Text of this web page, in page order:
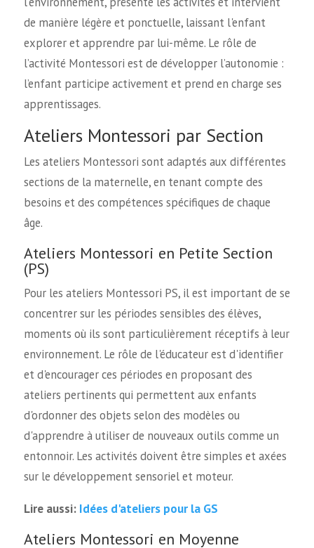
de manière légère et ponctuelle, laissant l'enfant
explorer et apprendre par lui-même. Le rôle de
l’activité Montessori est de développer l’autonomie :
l’enfant participe activement et prend en charge ses
apprentissages.
Ateliers Montessori par Section
Les ateliers Montessori sont adaptés aux différentes
sections de la maternelle, en tenant compte des
besoins et des compétences spécifiques de chaque
âge.
Ateliers Montessori en Petite Section
(PS)
Pour les ateliers Montessori PS, il est important de se
concentrer sur les périodes sensibles des élèves,
moments où ils sont particulièrement réceptifs à leur
environnement. Le rôle de l'éducateur est d'identifier
et d'encourager ces périodes en proposant des
ateliers pertinents qui permettent aux enfants
d'ordonner des objets selon des modèles ou
d'apprendre à utiliser de nouveaux outils comme un
entonnoir. Les activités doivent être simples et axées
sur le développement sensoriel et moteur.
Lire aussi: Idées d'ateliers pour la GS
Ateliers Montessori en Moyenne